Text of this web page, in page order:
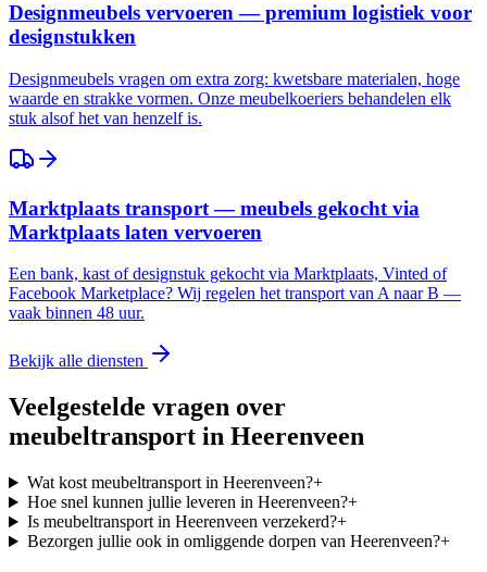
Designmeubels vervoeren — premium logistiek voor
designstukken
Designmeubels vragen om extra zorg: kwetsbare materialen, hoge
waarde en strakke vormen. Onze meubelkoeriers behandelen elk
stuk alsof het van henzelf is.
Marktplaats transport — meubels gekocht via
Marktplaats laten vervoeren
Een bank, kast of designstuk gekocht via Marktplaats, Vinted of
Facebook Marketplace? Wij regelen het transport van A naar B —
vaak binnen 48 uur.
Bekijk alle diensten
Veelgestelde vragen over
meubeltransport in Heerenveen
Wat kost meubeltransport in Heerenveen?+
Hoe snel kunnen jullie leveren in Heerenveen?+
Is meubeltransport in Heerenveen verzekerd?+
Bezorgen jullie ook in omliggende dorpen van Heerenveen?+